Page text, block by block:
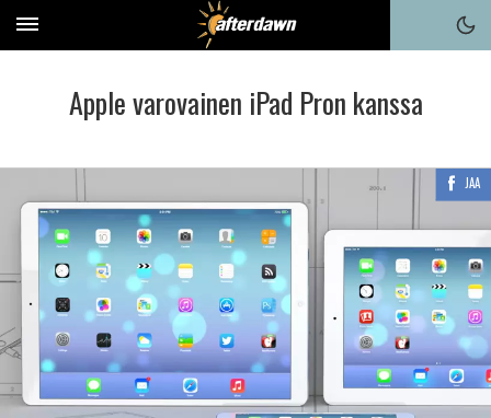
Apple varovainen iPad Pron kanssa
JAA